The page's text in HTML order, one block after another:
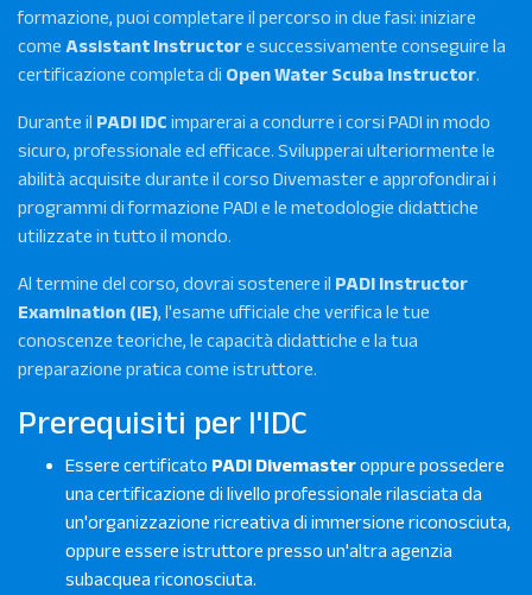
formazione, puoi completare il percorso in due fasi: iniziare
come Assistant Instructore successivamente conseguire la
certificazione completa di Open Water Scuba Instructor.
Durante il PADI IDC imparerai a condurre i corsi PADI in modo
sicuro, professionale ed efficace. Svilupperai ulteriormente le
abilità acquisite durante il corso Divemaster e approfondirai i
programmi di formazione PADI e le metodologie didattiche
utilizzate in tutto il mondo.
Al termine del corso, dovrai sostenere il PADI Instructor
Examination (IE), l'esame ufficiale che verifica le tue
conoscenze teoriche, le capacità didattiche e la tua
preparazione pratica come istruttore.
Prerequisiti per l'IDC
Essere certificato PADI Divemasteroppure possedere
una certificazione di livello professionale rilasciata da
un'organizzazione ricreativa di immersione riconosciuta,
oppure essere istruttore presso un'altra agenzia
subacquea riconosciuta.